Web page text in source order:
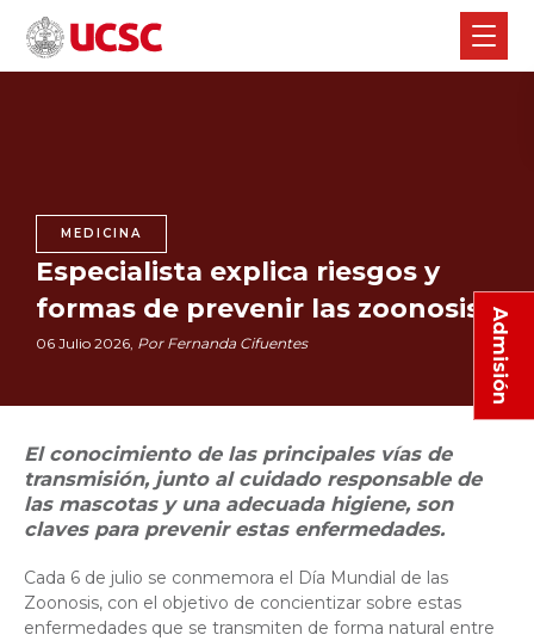
Admisión
MEDICINA
Especialista explica riesgos y
formas de prevenir las zoonosis
06 Julio 2026, Por Fernanda Cifuentes
El conocimiento de las principales vías de
transmisión, junto al cuidado responsable de
las mascotas y una adecuada higiene, son
claves para prevenir estas enfermedades.
Cada 6 de julio se conmemora el Día Mundial de las
Zoonosis, con el objetivo de concientizar sobre estas
enfermedades que se transmiten de forma natural entre